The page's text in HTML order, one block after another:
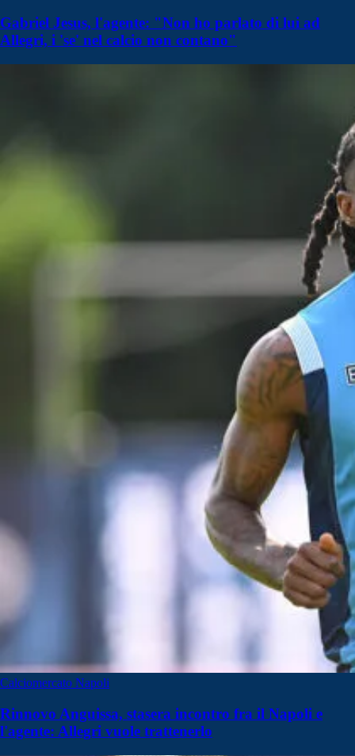
Gabriel Jesus, l'agente: "Non ho parlato di lui ad
Allegri, i 'se' nel calcio non contano"
Calciomercato Napoli
Rinnovo Anguissa, stasera incontro fra il Napoli e
l'agente: Allegri vuole trattenerlo